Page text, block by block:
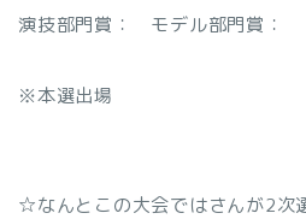
演技部門賞： モデル部門賞：
※本選出場
☆なんとこの大会ではさんが2次